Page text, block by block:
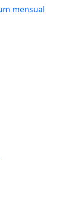
mensual